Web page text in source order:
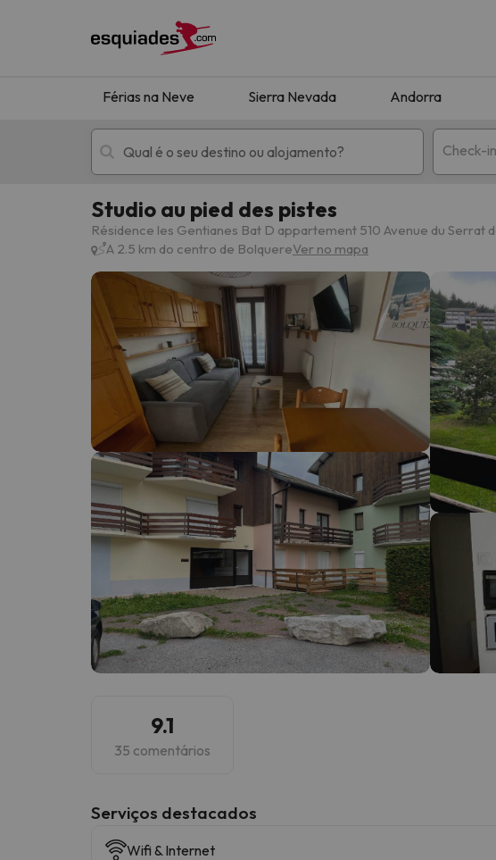
Férias na Neve Sierra Nevada Andorra
Check-in
Férias na neve Hotéis de montanha
Oops, não encontramos nenhum resultado que
Bem, parece que o nosso Seeker perdeu o seu caminho.
Studio au pied des pistes
Résidence les Gentianes Bat D appartement 510 Avenue du Serrat
A 2.5 km do centro de BolquereVer no mapa
9.1
35 comentários
Serviços destacados
Wifi & Internet